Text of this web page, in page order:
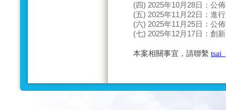
(四) 2025年10月28日：公
(五) 2025年11月22日：進
(六) 2025年11月25日：公
(七) 2025年12月17日：創
本案相關事宜，請聯繫